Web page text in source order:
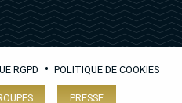
RGPD • POLITIQUE DE COOKIES
PRESSE